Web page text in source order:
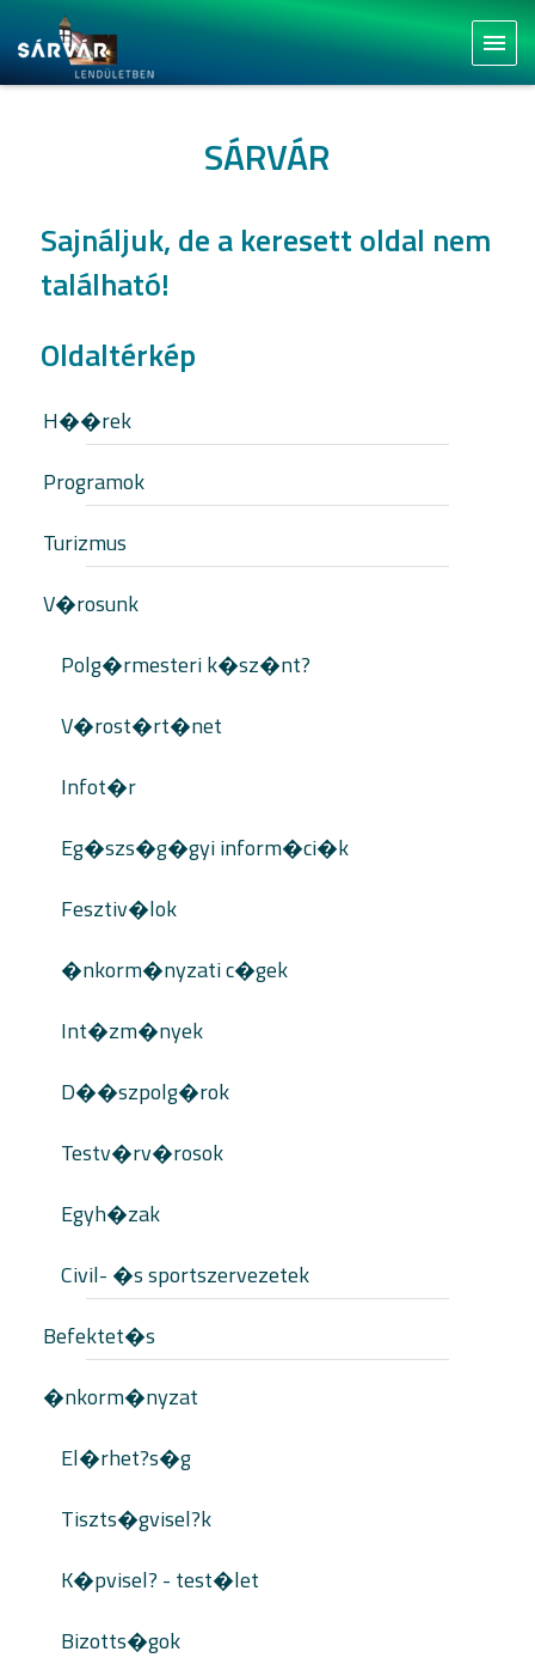
menu
SÁRVÁR
Sajnáljuk, de a keresett oldal nem
található!
Oldaltérkép
H��rek
Programok
Turizmus
V�rosunk
Polg�rmesteri k�sz�nt?
V�rost�rt�net
Infot�r
Eg�szs�g�gyi inform�ci�k
Fesztiv�lok
�nkorm�nyzati c�gek
Int�zm�nyek
D��szpolg�rok
Testv�rv�rosok
Egyh�zak
Civil- �s sportszervezetek
Befektet�s
�nkorm�nyzat
El�rhet?s�g
Tiszts�gvisel?k
K�pvisel? - test�let
Bizotts�gok